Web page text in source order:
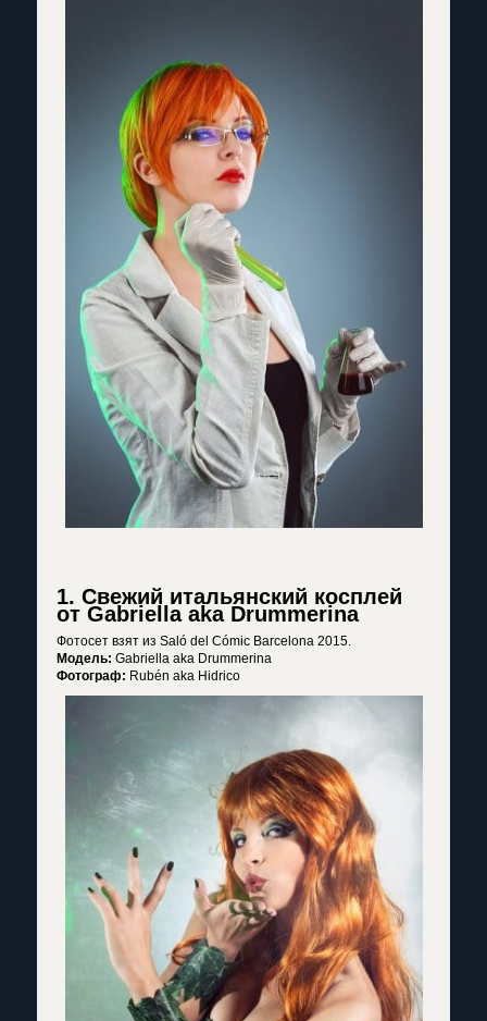
1. Свежий итальянский косплей
от Gabriella aka Drummerina
Фотосет взят из Saló del Cómic Barcelona 2015.
Модель: Gabriella aka Drummerina
Фотограф: Rubén aka Hidrico